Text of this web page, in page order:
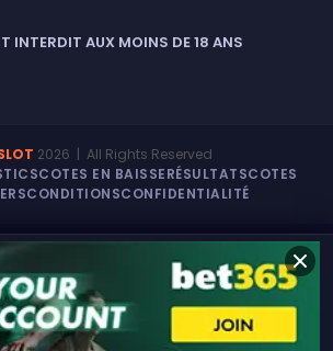
INTERDIT AUX MOINS DE 18 ANS
2026 | All Rights Reserved
COTES EN BAISSERÉSULTATSCOTES
CONDITIONSCONFIDENTIALITÉ